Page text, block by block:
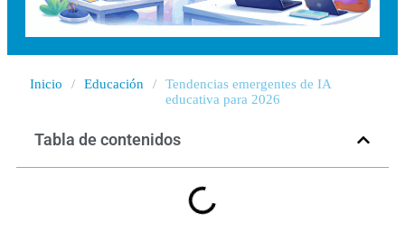
Inicio / Educación /
Tendencias emergentes de IA
educativa para 2026
Tabla de contenidos